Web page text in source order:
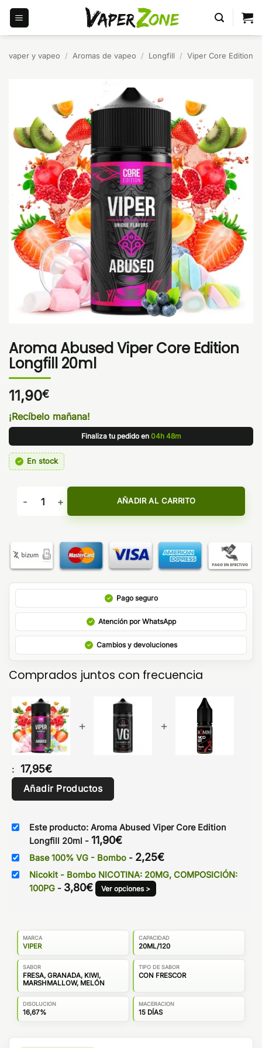
Saltar
contenido
vaper y vapeo / Aromas de vapeo / Longfill / Viper Core Edition
Aroma Abused Viper Core Edition
Longfill 20ml
11,90€
¡Recíbelo mañana!
Finaliza tu pedido en 04h 48m
En stock
Aroma Abused Viper Core Edition Longfill 20ml cantidad
AÑADIR AL CARRITO
Pago seguro
Atención por WhatsApp
Cambios y devoluciones
Comprados juntos con frecuencia
+ +
: 17,95€
Añadir Productos
Este producto: Aroma Abused Viper Core Edition
Longfill 20ml - 11,90€
Base 100% VG - Bombo - 2,25€
Nicokit - Bombo NICOTINA: 20MG, COMPOSICIÓN:
100PG - 3,80€ Ver opciones >
MARCA
VIPER
CAPACIDAD
20ML/120
SABOR
FRESA, GRANADA, KIWI,
MARSHMALLOW, MELÓN
TIPO DE SABOR
CON FRESCOR
DISOLUCION
16,67%
MACERACION
15 DÍAS